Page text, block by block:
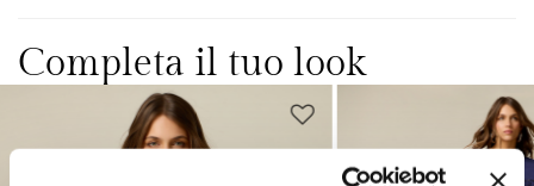
Completa il tuo look